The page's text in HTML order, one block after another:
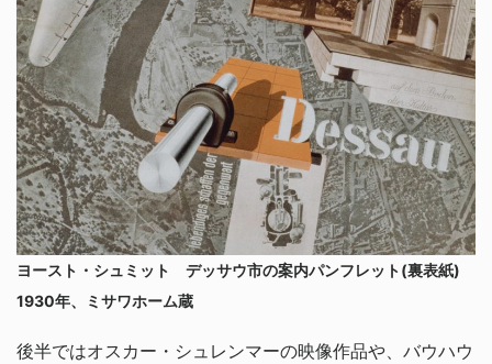
ヨースト・シュミット デッサウ市の案内パンフレット(裏表紙)
1930年、ミサワホーム蔵
後半ではオスカー・シュレンマーの映像作品や、バウハウ